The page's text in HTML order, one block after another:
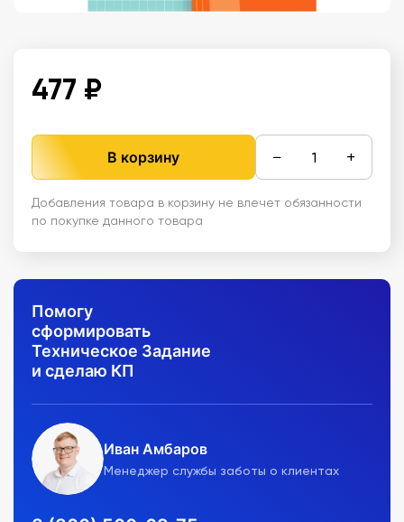
477 ₽
В корзину − +
Добавления товара в корзину не влечет обязанности
по покупке данного товара
Помогу
сформировать
Техническое Задание
и сделаю КП
Иван Амбаров
Менеджер службы заботы о клиентах